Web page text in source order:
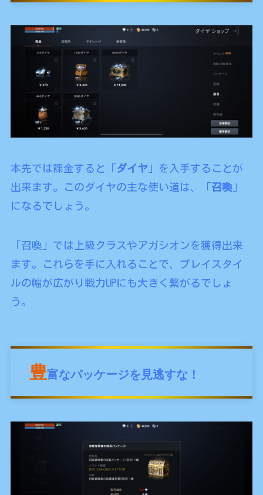
本先では課金すると「 ダイヤ」を入手することが
出来ます。このダイヤの主な使い道は、「 召喚」
になるでしょう。
「召喚」では上級クラスやアガシオンを獲得出来
ます。これらを手に入れることで、プレイスタイ
ルの幅が広がり戦力UPにも大きく繋がるでしょ
う。
豊富なパッケージを見逃すな！